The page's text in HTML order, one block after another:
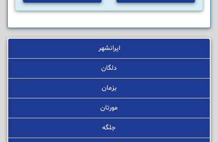
ایرانشهر
دلگان
بزمان
مورتان
جلگه